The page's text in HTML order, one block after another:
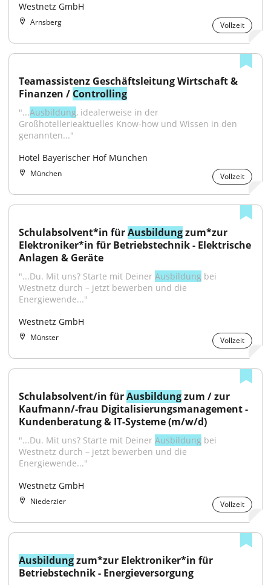
Westnetz GmbH
Arnsberg Vollzeit
Teamassistenz Geschäftsleitung Wirtschaft &
Finanzen / Controlling
"...Ausbildung, idealerweise in der
Großhotellerieaktuelles Know-how und Wissen in den
genannten..."
Hotel Bayerischer Hof München
München Vollzeit
Schulabsolvent*in für Ausbildung zum*zur
Elektroniker*in für Betriebstechnik - Elektrische
Anlagen & Geräte
"...Du. Mit uns? Starte mit Deiner Ausbildung bei
Westnetz durch – jetzt bewerben und die
Energiewende..."
Westnetz GmbH
Münster Vollzeit
Schulabsolvent/in für Ausbildung zum / zur
Kaufmann/-frau Digitalisierungsmanagement -
Kundenberatung & IT-Systeme (m/w/d)
"...Du. Mit uns? Starte mit Deiner Ausbildung bei
Westnetz durch – jetzt bewerben und die
Energiewende..."
Westnetz GmbH
Niederzier Vollzeit
Ausbildung zum*zur Elektroniker*in für
Betriebstechnik - Energieversorgung